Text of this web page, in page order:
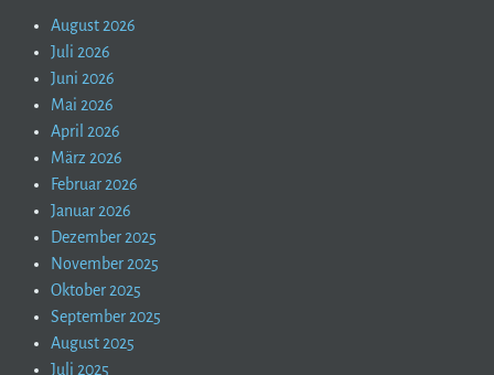
August 2026
Juli 2026
Juni 2026
Mai 2026
April 2026
März 2026
Februar 2026
Januar 2026
Dezember 2025
November 2025
Oktober 2025
September 2025
August 2025
Juli 2025